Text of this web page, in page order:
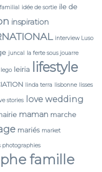
idée de sortie ile de
inspiration
interview Luso
juncal la ferte sous jouarre
lego leiria lifestyle
linda terra lisbonne lisses
stories love wedding
maman marche
mariés market
photographies
famille